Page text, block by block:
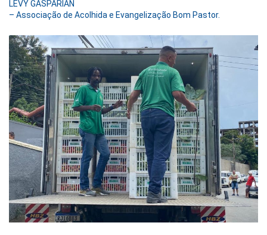
LEVY GASPARIAN
– Associação de Acolhida e Evangelização Bom Pastor.